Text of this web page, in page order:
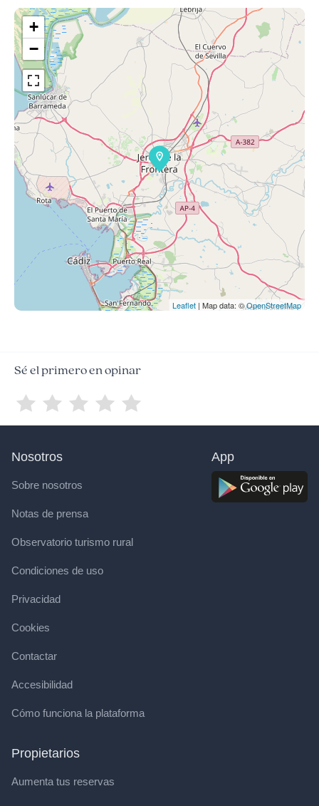
+
−
Leaflet | Map data: ©OpenStreetMap
Sé el primero en opinar
Nosotros
Sobre nosotros
Notas de prensa
Observatorio turismo rural
Condiciones de uso
Privacidad
Cookies
Contactar
Accesibilidad
Cómo funciona la plataforma
Propietarios
Aumenta tus reservas
App